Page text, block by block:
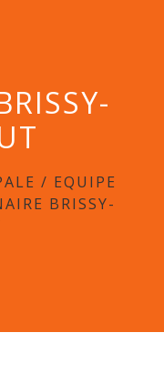
/ EQUIPE
BRISSY-